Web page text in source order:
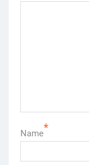
Name*